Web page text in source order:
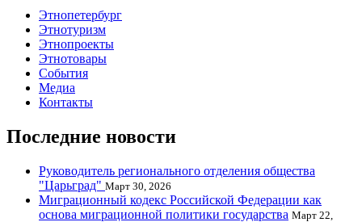
Этнопетербург
Этнотуризм
Этнопроекты
Этнотовары
События
Медиа
Контакты
Последние новости
Руководитель регионального отделения общества
"Царьград" Март 30, 2026
Миграционный кодекс Российской Федерации как
основа миграционной политики государства Март 22,